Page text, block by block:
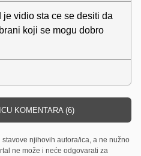
vidio sta ce se desiti da
koji se mogu dobro
KOMENTARA (6)
stavove njihovih autora/ica, a ne nužno
ne može i neće odgovarati za